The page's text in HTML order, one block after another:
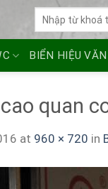
BIỂN HIỆU
quan
at 960 × 720 in